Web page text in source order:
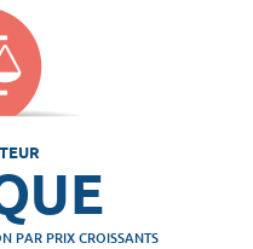
PAR PRIX CROISSANTS